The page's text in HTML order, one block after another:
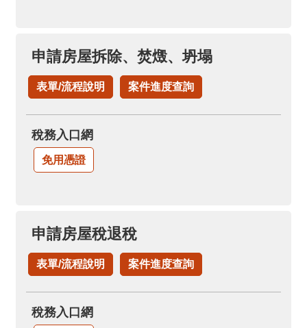
申請房屋拆除、焚燬、坍塌
表單/流程說明 案件進度查詢
稅務入口網
免用憑證
申請房屋稅退稅
表單/流程說明 案件進度查詢
稅務入口網